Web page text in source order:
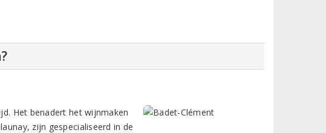
Het benadert het wijnmaken
zijn gespecialiseerd in de